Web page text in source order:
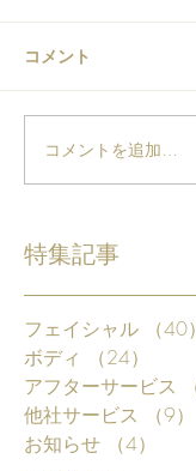
コメント
コメントを追加…
特集記事
フェイシャル （40）
ボディ
（24）
アフターサービス
他社サービス
（9）
お知らせ
（4）